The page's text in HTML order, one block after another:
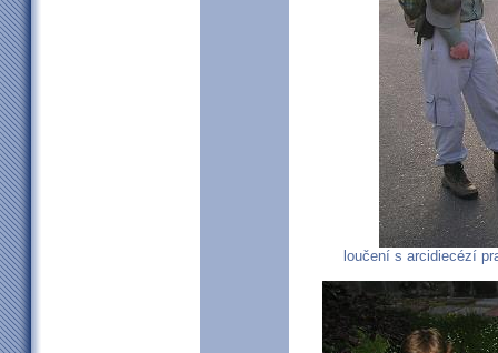
loučení s arcidiecézí